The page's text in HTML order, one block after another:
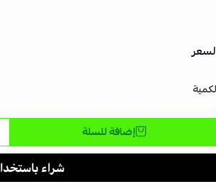
إضافة للسلة